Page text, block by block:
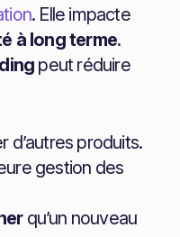
. Elle impacte
à long terme.
peut réduire
d’autres produits.
gestion des
qu’un nouveau